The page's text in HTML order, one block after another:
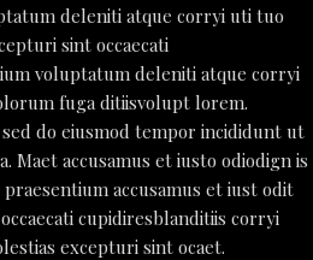
deleniti atque corryi uti tuo
sint occaecati
voluptatum deleniti atque corryi
fuga ditiisvolupt lorem.
do eiusmod tempor incididunt ut
Maet accusamus et iusto odiodign is
accusamus et iust odit
cupidiresblanditiis corryi
excepturi sint ocaet.